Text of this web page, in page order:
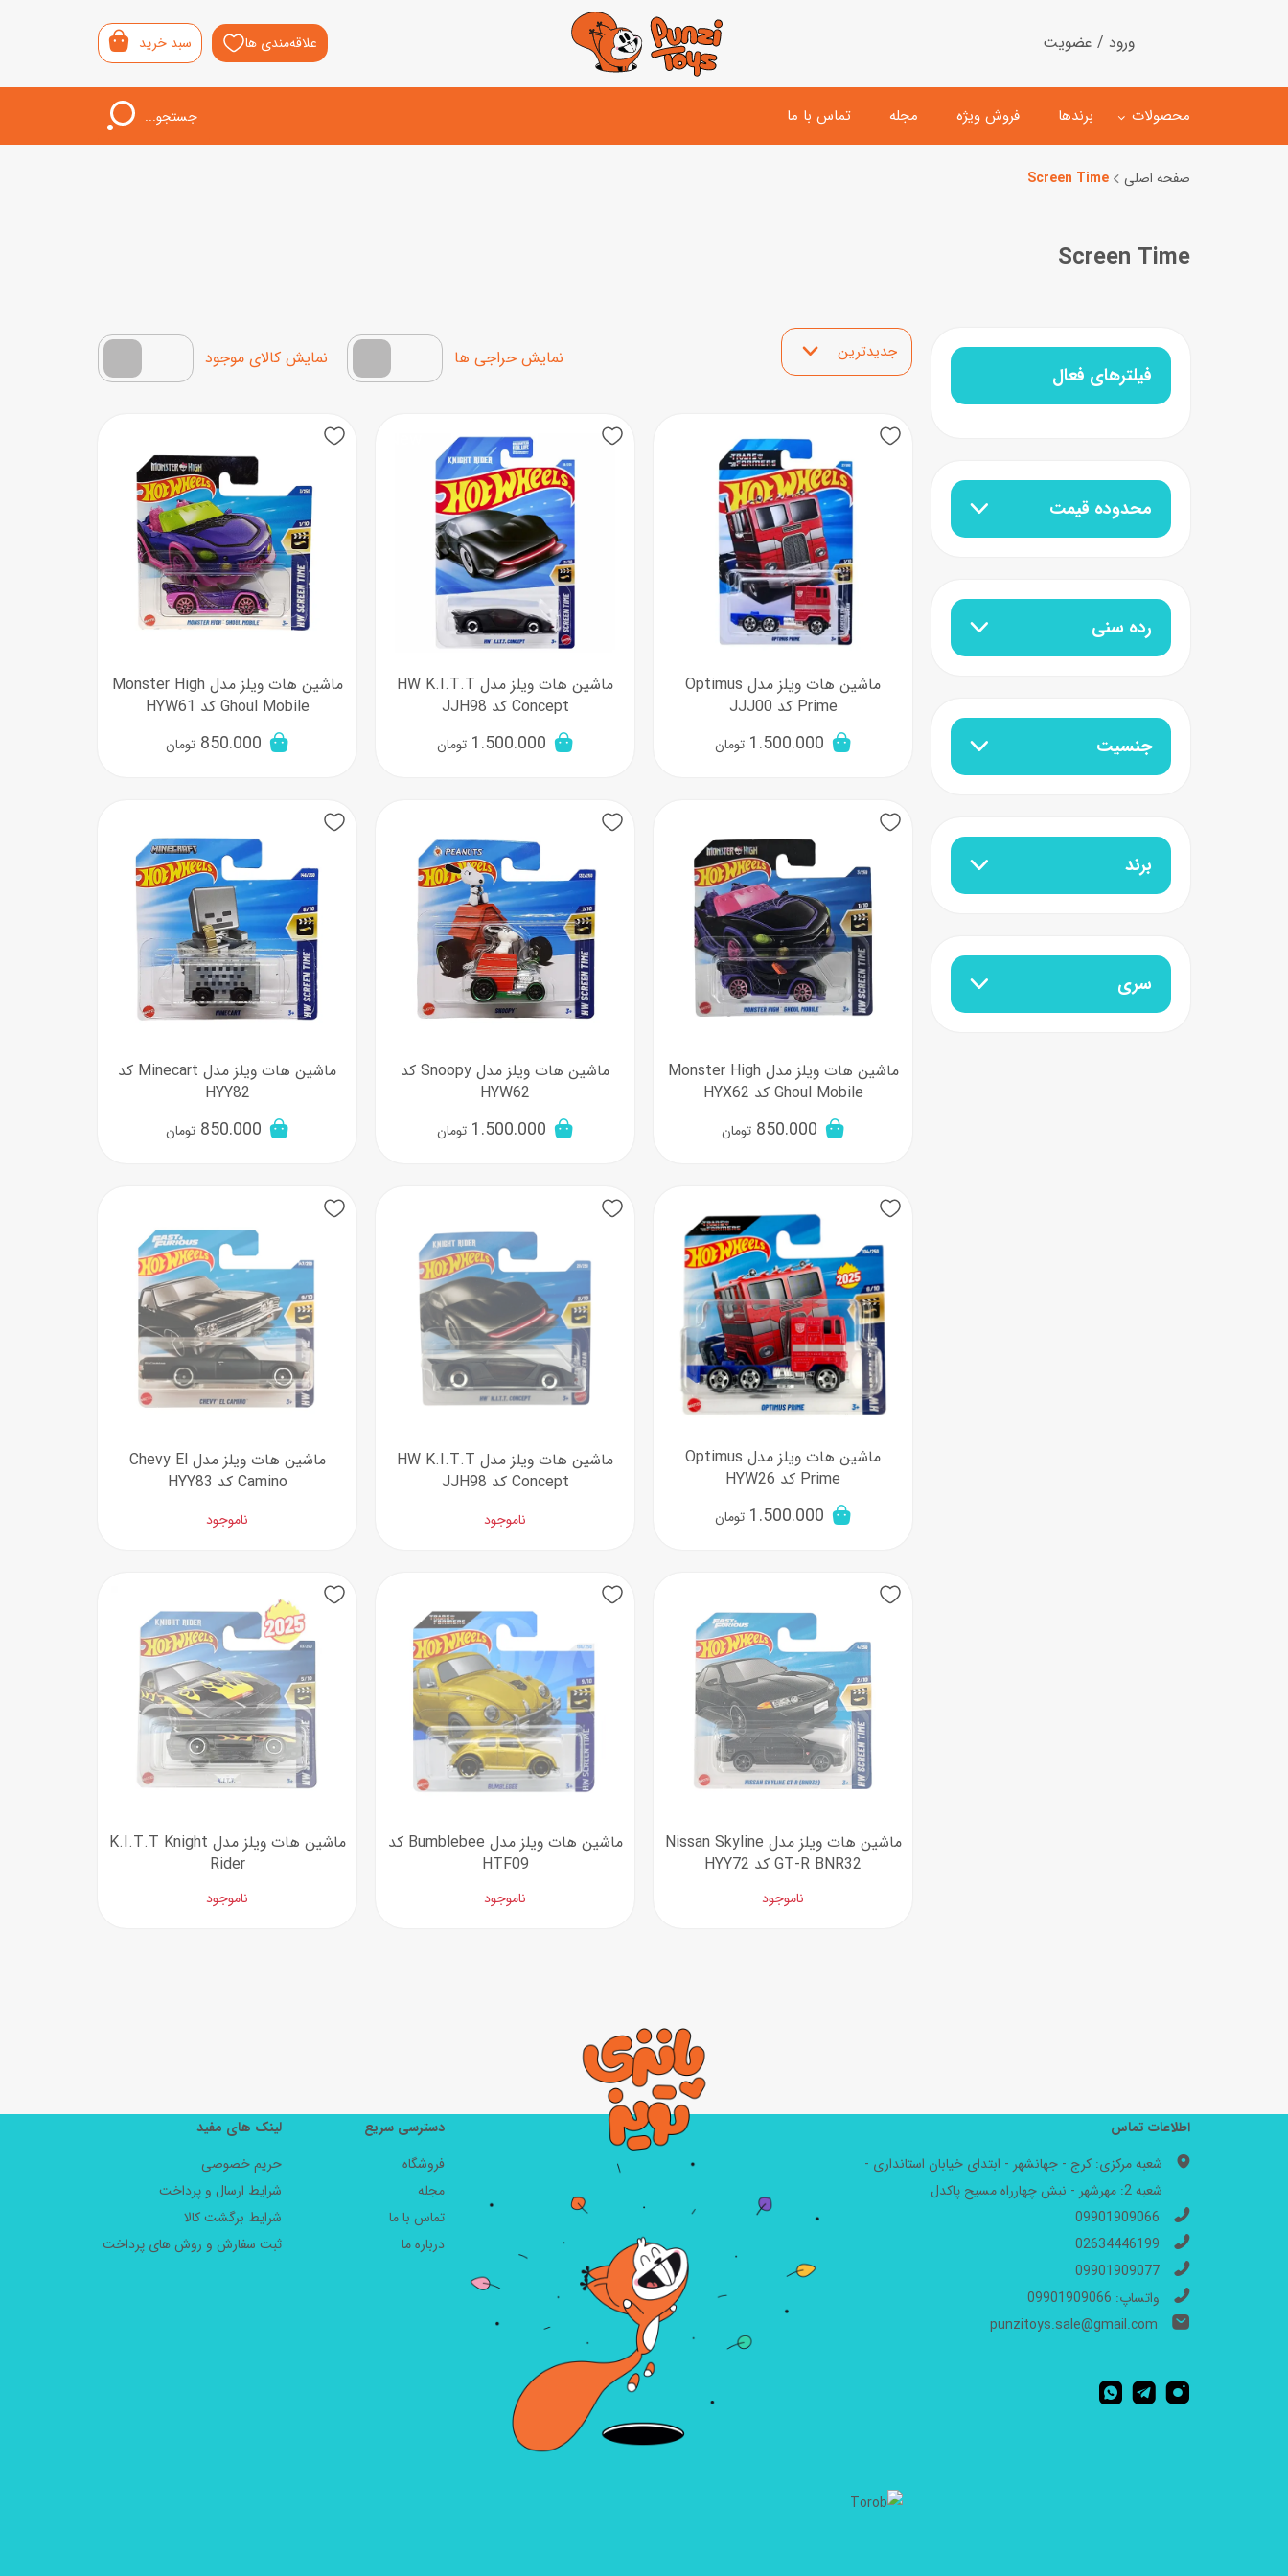
ورود / عضویت علاقه‌مندی ها سبد خرید
محصولات
اسباب‌بازی‌ ساختنی
ماشین اسباب بازی
ربات و اسباب‌بازیهای عملکردی
هلیکوپتر و هواپیما
بازی های آبی
عروسک
خانه و لوازم عروسک
عروسک مینیاتوری
لوازم گریم و آرایش کودک
اکشن فیگور و شخصیت
حیوانات مینیاتوری
پازل
برد گیم
لوازم هنر و نقاشی
علم و سرگرمی
کتاب
کیف و کوله پشتی
چمدان کودک
قمقمه و ظرف غذا
اسباب‌بازی چوبی
سورپرایزی‌ها
ست‌های بازی
لوازم موسیقی
برندها فروش ویژه مجله تماس با ما جستجو...
صفحه اصلی Screen Time
Screen Time
فیلترهای فعال
محدوده قیمت
رده سنی
جنسیت
برند
سری
مرتب‌سازی محصولات
نمایش محصولات تخفیف‌دار
فقط کالاهای موجود
ماشین هات ویلز مدل Optimus
Prime کد JJJ00
1.500.000 تومان
ماشین هات ویلز مدل HW K.I.T.T
Concept کد JJH98
1.500.000 تومان
ماشین هات ویلز مدل Monster High
Ghoul Mobile کد HYW61
850.000 تومان
ماشین هات ویلز مدل Monster High
Ghoul Mobile کد HYX62
850.000 تومان
ماشین هات ویلز مدل Snoopy کد
HYW62
1.500.000 تومان
ماشین هات ویلز مدل Minecart کد
HYY82
850.000 تومان
ماشین هات ویلز مدل Optimus
Prime کد HYW26
1.500.000 تومان
ماشین هات ویلز مدل HW K.I.T.T
Concept کد JJH98
ناموجود
ماشین هات ویلز مدل Chevy El
Camino کد HYY83
ناموجود
ماشین هات ویلز مدل Nissan Skyline
GT-R BNR32 کد HYY72
ناموجود
ماشین هات ویلز مدل Bumblebee کد
HTF09
ناموجود
ماشین هات ویلز مدل K.I.T.T Knight
Rider
ناموجود
اطلاعات تماس
شعبه مرکزی: کرج - جهانشهر - ابتدای خیابان استانداری -
شعبه 2: مهرشهر - نبش چهارراه مسیح پاکدل
09901909066
02634446199
09901909077
واتساپ: 09901909066
punzitoys.sale@gmail.com
دسترسی سریع
فروشگاه
مجله
تماس با ما
درباره ما
لینک های مفید
حریم خصوصی
شرایط ارسال و پرداخت
شرایط برگشت کالا
ثبت سفارش و روش های پرداخت